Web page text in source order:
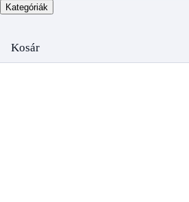
Kategóriák
Kosár